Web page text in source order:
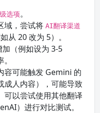
选项。
域，尝试将 AI翻译渠道
从 20 改为 5）。
加（例如设为 3-5
容可能触发 Gemini 的
成人内容），可能导致
可以尝试使用其他翻译
）进行对比测试。